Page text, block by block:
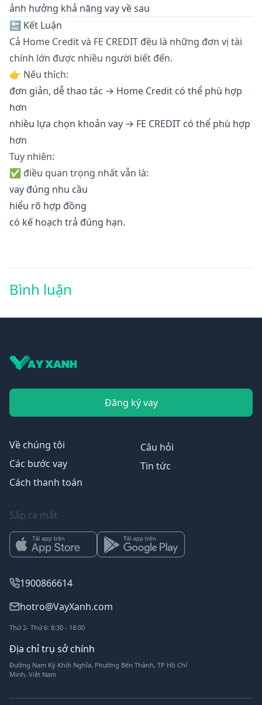
ảnh hưởng khả năng vay về sau
🔚 Kết Luận
Cả Home Credit và FE CREDIT đều là những đơn vị tài
chính lớn được nhiều người biết đến.
👉 Nếu thích:
đơn giản, dễ thao tác → Home Credit có thể phù hợp
hơn
nhiều lựa chọn khoản vay → FE CREDIT có thể phù hợp
hơn
Tuy nhiên:
✅ điều quan trọng nhất vẫn là:
vay đúng nhu cầu
hiểu rõ hợp đồng
có kế hoạch trả đúng hạn.
Bình luận
Đăng ký vay
Về chúng tôi
Các bước vay
Cách thanh toán
Câu hỏi
Tin tức
Sắp ra mắt
1900866614
hotro@VayXanh.com
Thứ 2- Thứ 6: 8:30 - 18:00
Địa chỉ trụ sở chính
Đường Nam Kỳ Khởi Nghĩa, Phường Bến Thành, TP Hồ Chí
Minh, Việt Nam